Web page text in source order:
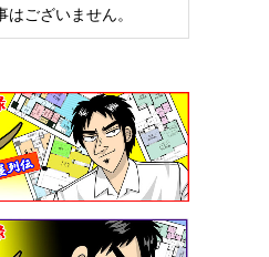
ございません。